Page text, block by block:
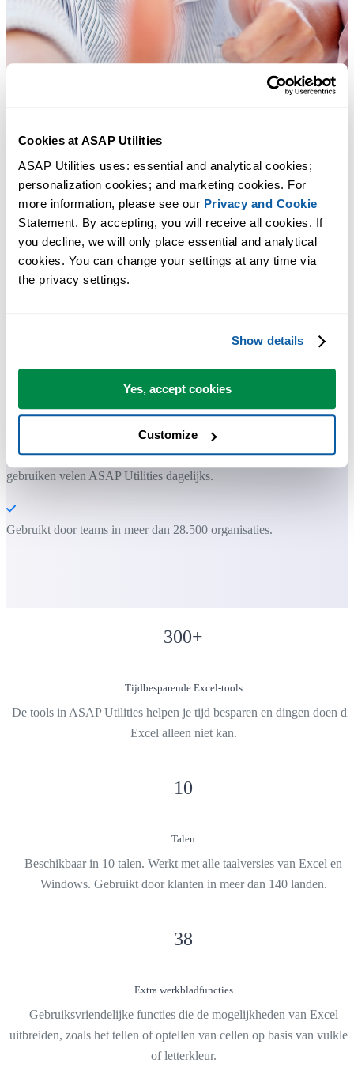
Cookies at ASAP Utilities
ASAP Utilities uses: essential and analytical cookies;
personalization cookies; and marketing cookies. For
more information, please see our Privacy and Cookie
Statement. By accepting, you will receive all cookies. If
you decline, we will only place essential and analytical
cookies. You can change your settings at any time via
the privacy settings.
Show details
Yes, accept cookies
Customize
Praktische tools die veel Excel-gebruikers in Excel missen.
De meeste gebruikers beginnen met een paar tools. Uiteindelijk
gebruiken velen ASAP Utilities dagelijks.
Gebruikt door teams in meer dan 28.500 organisaties.
300+
Tijdbesparende Excel-tools
De tools in ASAP Utilities helpen je tijd besparen en dingen doen
Excel alleen niet kan.
10
Talen
Beschikbaar in 10 talen. Werkt met alle taalversies van Excel en
Windows. Gebruikt door klanten in meer dan 140 landen.
38
Extra werkbladfuncties
Gebruiksvriendelijke functies die de mogelijkheden van Excel
uitbreiden, zoals het tellen of optellen van cellen op basis van
of letterkleur.